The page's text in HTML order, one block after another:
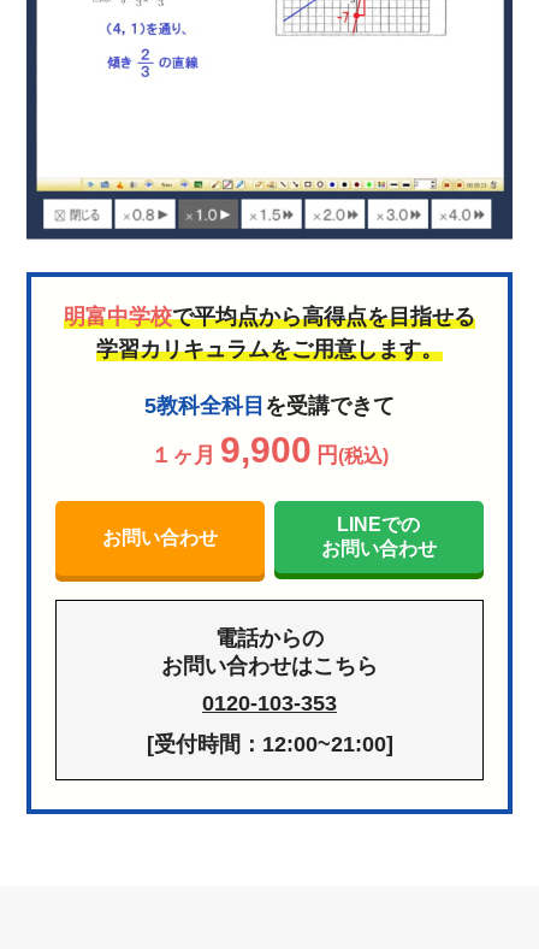
明富中学校で平均点から高得点を目指せる
学習カリキュラムをご用意します。
5教科全科目 を受講できて
１ヶ月 9,900 円(税込)
お問い合わせ
LINEでの
お問い合わせ
電話からの
お問い合わせはこちら
0120-103-353
[受付時間：12:00~21:00]